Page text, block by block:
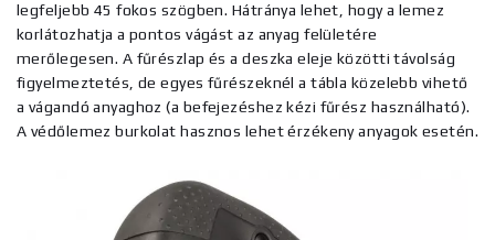
legfeljebb 45 fokos szögben. Hátránya lehet, hogy a lemez
korlátozhatja a pontos vágást az anyag felületére
merőlegesen. A fűrészlap és a deszka eleje közötti távolság
figyelmeztetés, de egyes fűrészeknél a tábla közelebb vihető
a vágandó anyaghoz (a befejezéshez kézi fűrész használható).
A védőlemez burkolat hasznos lehet érzékeny anyagok esetén.